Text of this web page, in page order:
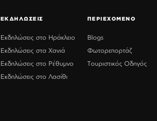
ΕΚΔΗΛΩΣΕΙΣ
Εκδηλώσεις στο Ηράκλειο
Εκδηλώσεις στα Χανιά
Εκδηλώσεις στο Ρέθυμνο
Εκδηλώσεις στο Λασίθι
ΠΕΡΙΕΧΟΜΕΝΟ
Blogs
Φωτορεπορτάζ
Τουριστικός Οδηγός